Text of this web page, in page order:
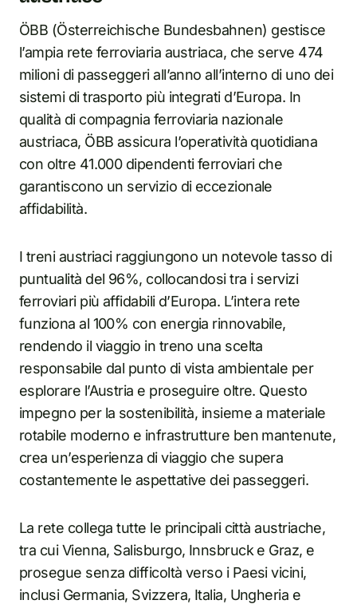
ÖBB (Österreichische Bundesbahnen) gestisce
l’ampia rete ferroviaria austriaca, che serve 474
milioni di passeggeri all’anno all’interno di uno dei
sistemi di trasporto più integrati d’Europa. In
qualità di compagnia ferroviaria nazionale
austriaca, ÖBB assicura l’operatività quotidiana
con oltre 41.000 dipendenti ferroviari che
garantiscono un servizio di eccezionale
affidabilità.
I treni austriaci raggiungono un notevole tasso di
puntualità del 96%, collocandosi tra i servizi
ferroviari più affidabili d’Europa. L’intera rete
funziona al 100% con energia rinnovabile,
rendendo il viaggio in treno una scelta
responsabile dal punto di vista ambientale per
esplorare l’Austria e proseguire oltre. Questo
impegno per la sostenibilità, insieme a materiale
rotabile moderno e infrastrutture ben mantenute,
crea un’esperienza di viaggio che supera
costantemente le aspettative dei passeggeri.
La rete collega tutte le principali città austriache,
tra cui Vienna, Salisburgo, Innsbruck e Graz, e
prosegue senza difficoltà verso i Paesi vicini,
inclusi Germania, Svizzera, Italia, Ungheria e